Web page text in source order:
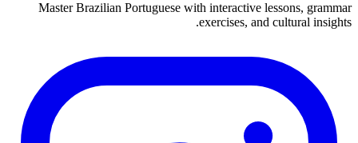
Master Brazilian Portuguese with interactive lessons, grammar
exercises, and cultural insights.